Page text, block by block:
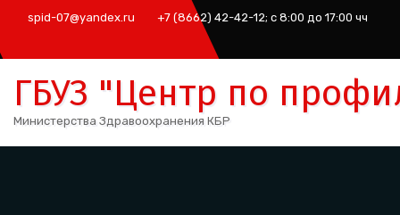
Перейти
содержимому
spid-07@yandex.ru +7 (8662) 42-42-12; с 8:00 до 17:00 чч
ГБУЗ "Центр по
Министерства Здравоохранения КБР